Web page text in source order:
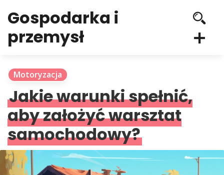
Gospodarka i
przemysł
Motoryzacja
Jakie warunki spełnić,
aby założyć warsztat
samochodowy?